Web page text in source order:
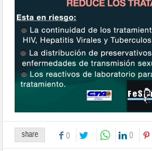
share 0 0